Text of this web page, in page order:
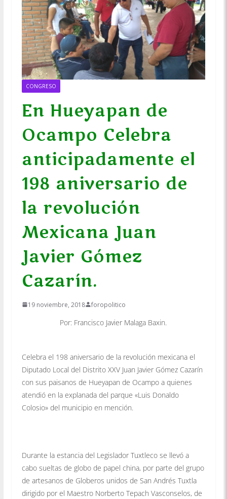
CONGRESO
En Hueyapan de
Ocampo Celebra
anticipadamente el
198 aniversario de
la revolución
Mexicana Juan
Javier Gómez
Cazarín.
19 noviembre, 2018 foropolitico
Por: Francisco Javier Malaga Baxin.
Celebra el 198 aniversario de la revolución mexicana el
Diputado Local del Distrito XXV Juan Javier Gómez Cazarín
con sus paisanos de Hueyapan de Ocampo a quienes
atendió en la explanada del parque «Luis Donaldo
Colosio» del municipio en mención.
Durante la estancia del Legislador Tuxtleco se llevó a
cabo sueltas de globo de papel china, por parte del grupo
de artesanos de Globeros unidos de San Andrés Tuxtla
dirigido por el Maestro Norberto Tepach Vasconselos, de